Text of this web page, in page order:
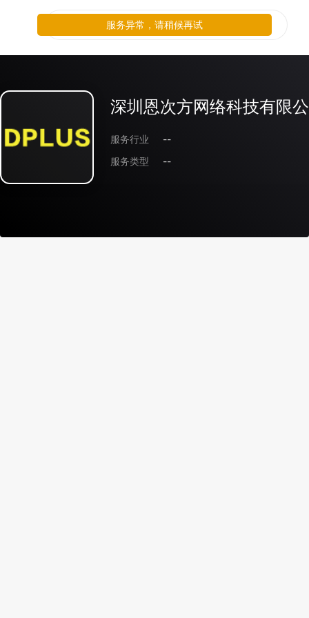
深圳恩次方网络科技有限
服务行业
--
服务类型
--
服务异常，请稍候再试